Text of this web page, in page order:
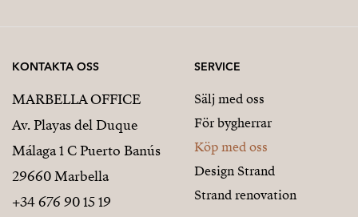
KONTAKTA OSS
MARBELLA OFFICE
Av. Playas del Duque
Málaga 1 C Puerto Banús
29660 Marbella
+34 676 90 15 19
SERVICE
Sälj med oss
För bygherrar
Köp med oss
Design Strand
Strand renovation